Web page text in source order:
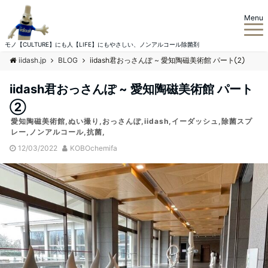
モノ【CULTURE】にも人【LIFE】にもやさしい、ノンアルコール除菌剤
Menu
iidash.jp BLOG iidash君おっさんぽ ~ 愛知陶磁美術館 パート②
iidash君おっさんぽ ~ 愛知陶磁美術館 パート
②
愛知陶磁美術館,ぬい撮り,おっさんぽ,iidash,イーダッシュ,除菌スプ
レー,ノンアルコール,抗菌,
12/03/2022
KOBOchemifa